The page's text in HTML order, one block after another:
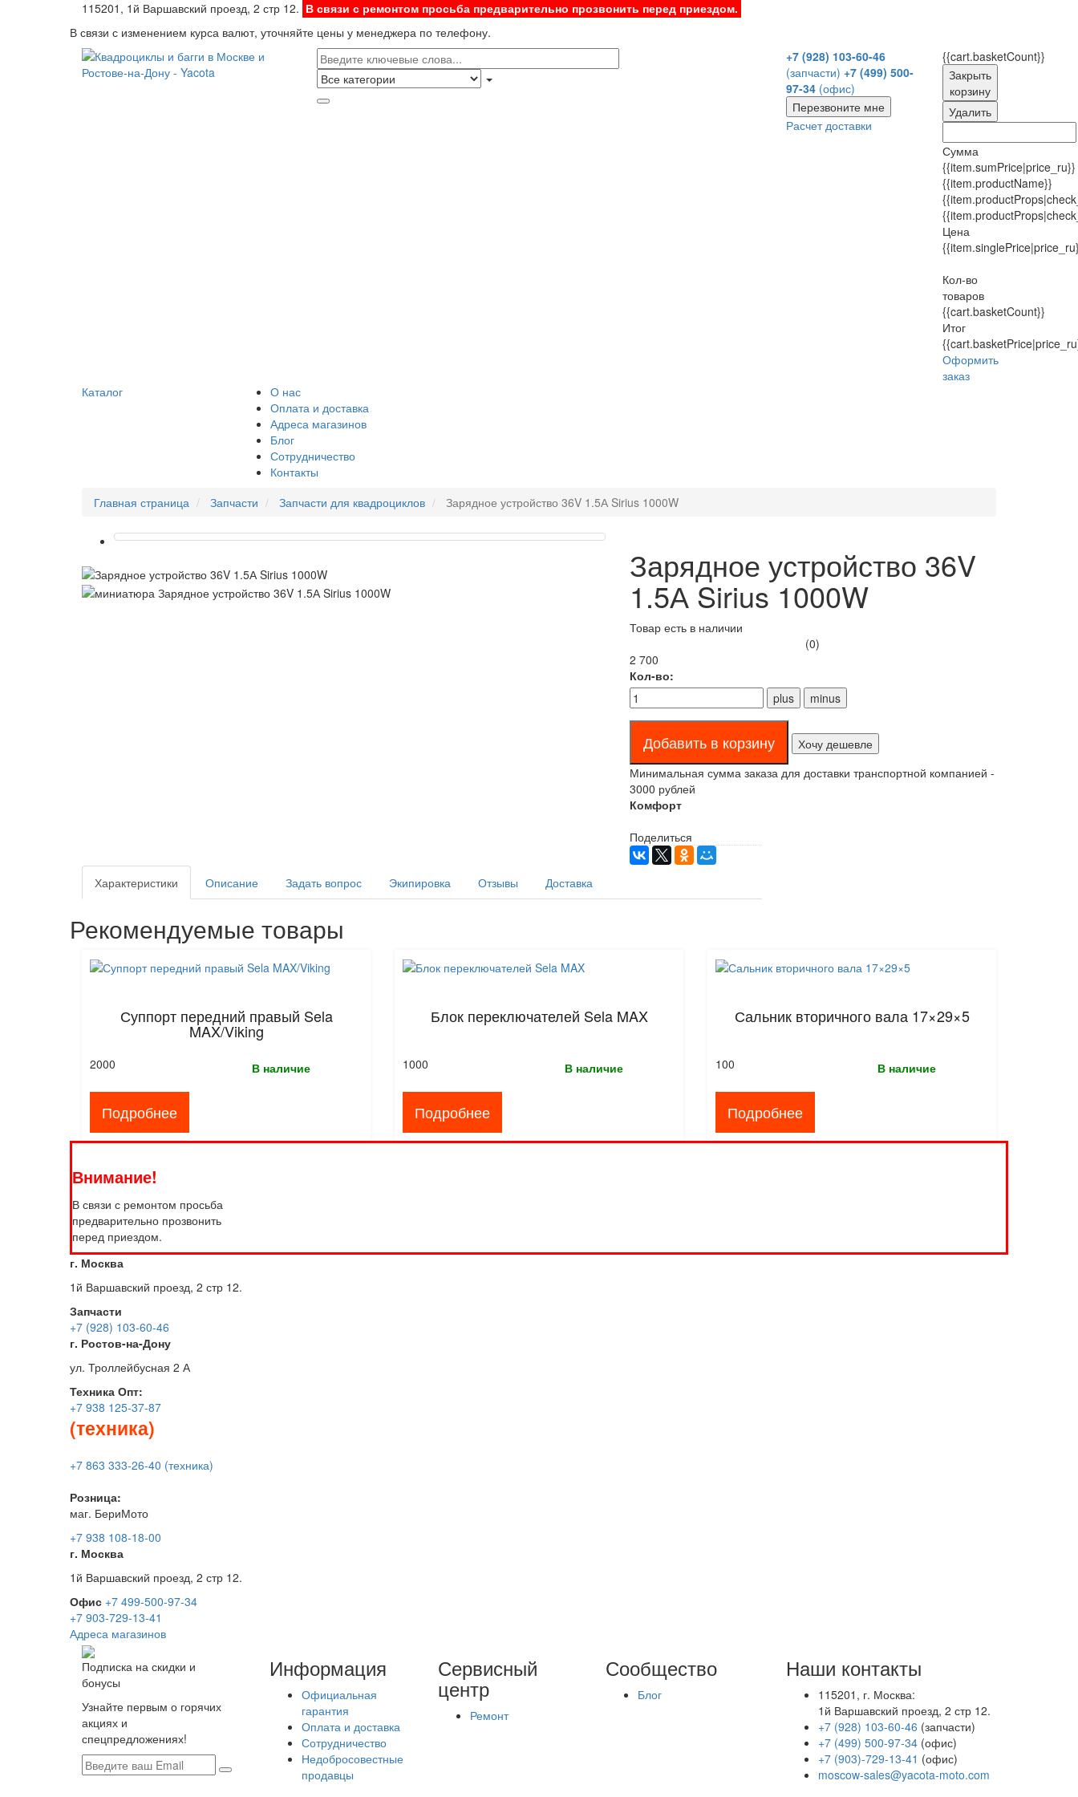
115201, 1й Варшавский проезд, 2 стр 12. В связи с ремонтом просьба предварительно прозвонить перед приездом.
В связи с изменением курса валют, уточняйте цены у менеджера по телефону.
+7 (928) 103-60-46
(запчасти) +7 (499) 500-
97-34 (офис)
Перезвоните мне
Расчет доставки
{{cart.basketCount}}
Закрыть
корзину
Удалить
Сумма
{{item.sumPrice|price_ru}}
{{item.productName}}
Цена
Кол-во
товаров
{{cart.basketCount}}
Итог
Оформить
заказ
Каталог
О нас
Оплата и доставка
Адреса магазинов
Блог
Сотрудничество
Контакты
Главная страница
Запчасти Запчасти для квадроциклов Зарядное устройство 36V 1.5А Sirius 1000W
Зарядное устройство 36V
1.5А Sirius 1000W
Товар есть в наличии
(0)
2 700
Кол-во:
Хочу дешевле
Минимальная сумма заказа для доставки транспортной компанией -
3000 рублей
Комфорт
Поделиться
Характеристики Описание Задать вопрос Экипировка Отзывы Доставка
Рекомендуемые товары
Суппорт передний правый Sela
MAX/Viking
В наличие
2000
Подробнее
Блок переключателей Sela MAX
В наличие
1000
Подробнее
Сальник вторичного вала 17×29×5
В наличие
100
Подробнее
Внимание!
В связи с ремонтом просьба
предварительно прозвонить
перед приездом.
г. Москва
1й Варшавский проезд, 2 стр 12.
Запчасти
+7 (928) 103-60-46
г. Ростов-на-Дону
ул. Троллейбусная 2 А
Техника Опт:
+7 938 125-37-87
(техника)
+7 863 333-26-40 (техника)
Розница:
маг. БериМото
+7 938 108-18-00
г. Москва
1й Варшавский проезд, 2 стр 12.
Офис +7 499-500-97-34
+7 903-729-13-41
Адреса магазинов
Подписка на скидки и
бонусы
Узнайте первым о горячих
акциях и
спецпредложениях!
Информация
Официальная
гарантия
Оплата и доставка
Сотрудничество
Недобросовестные
продавцы
Сервисный
центр
Ремонт
Сообщество
Блог
Наши контакты
115201, г. Москва:
1й Варшавский проезд, 2 стр 12.
+7 (928) 103-60-46 (запчасти)
+7 (499) 500-97-34(офис)
+7 (903)-729-13-41 (офис)
moscow-sales@yacota-moto.com